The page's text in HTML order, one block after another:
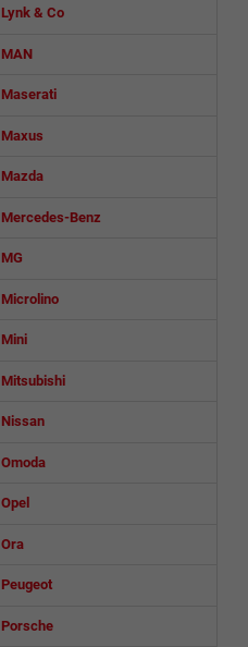
Lynk & Co
MAN
Maserati
Maxus
Mazda
Mercedes-Benz
MG
Microlino
Mini
Mitsubishi
Nissan
Omoda
Opel
Ora
Peugeot
Porsche